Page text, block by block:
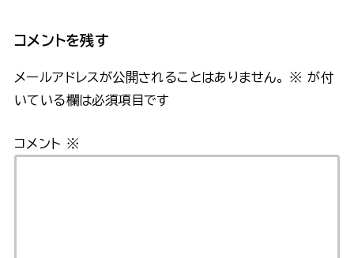
コメントを残す
メールアドレスが公開されることはありません。 ※ が付
いている欄は必須項目です
コメント ※